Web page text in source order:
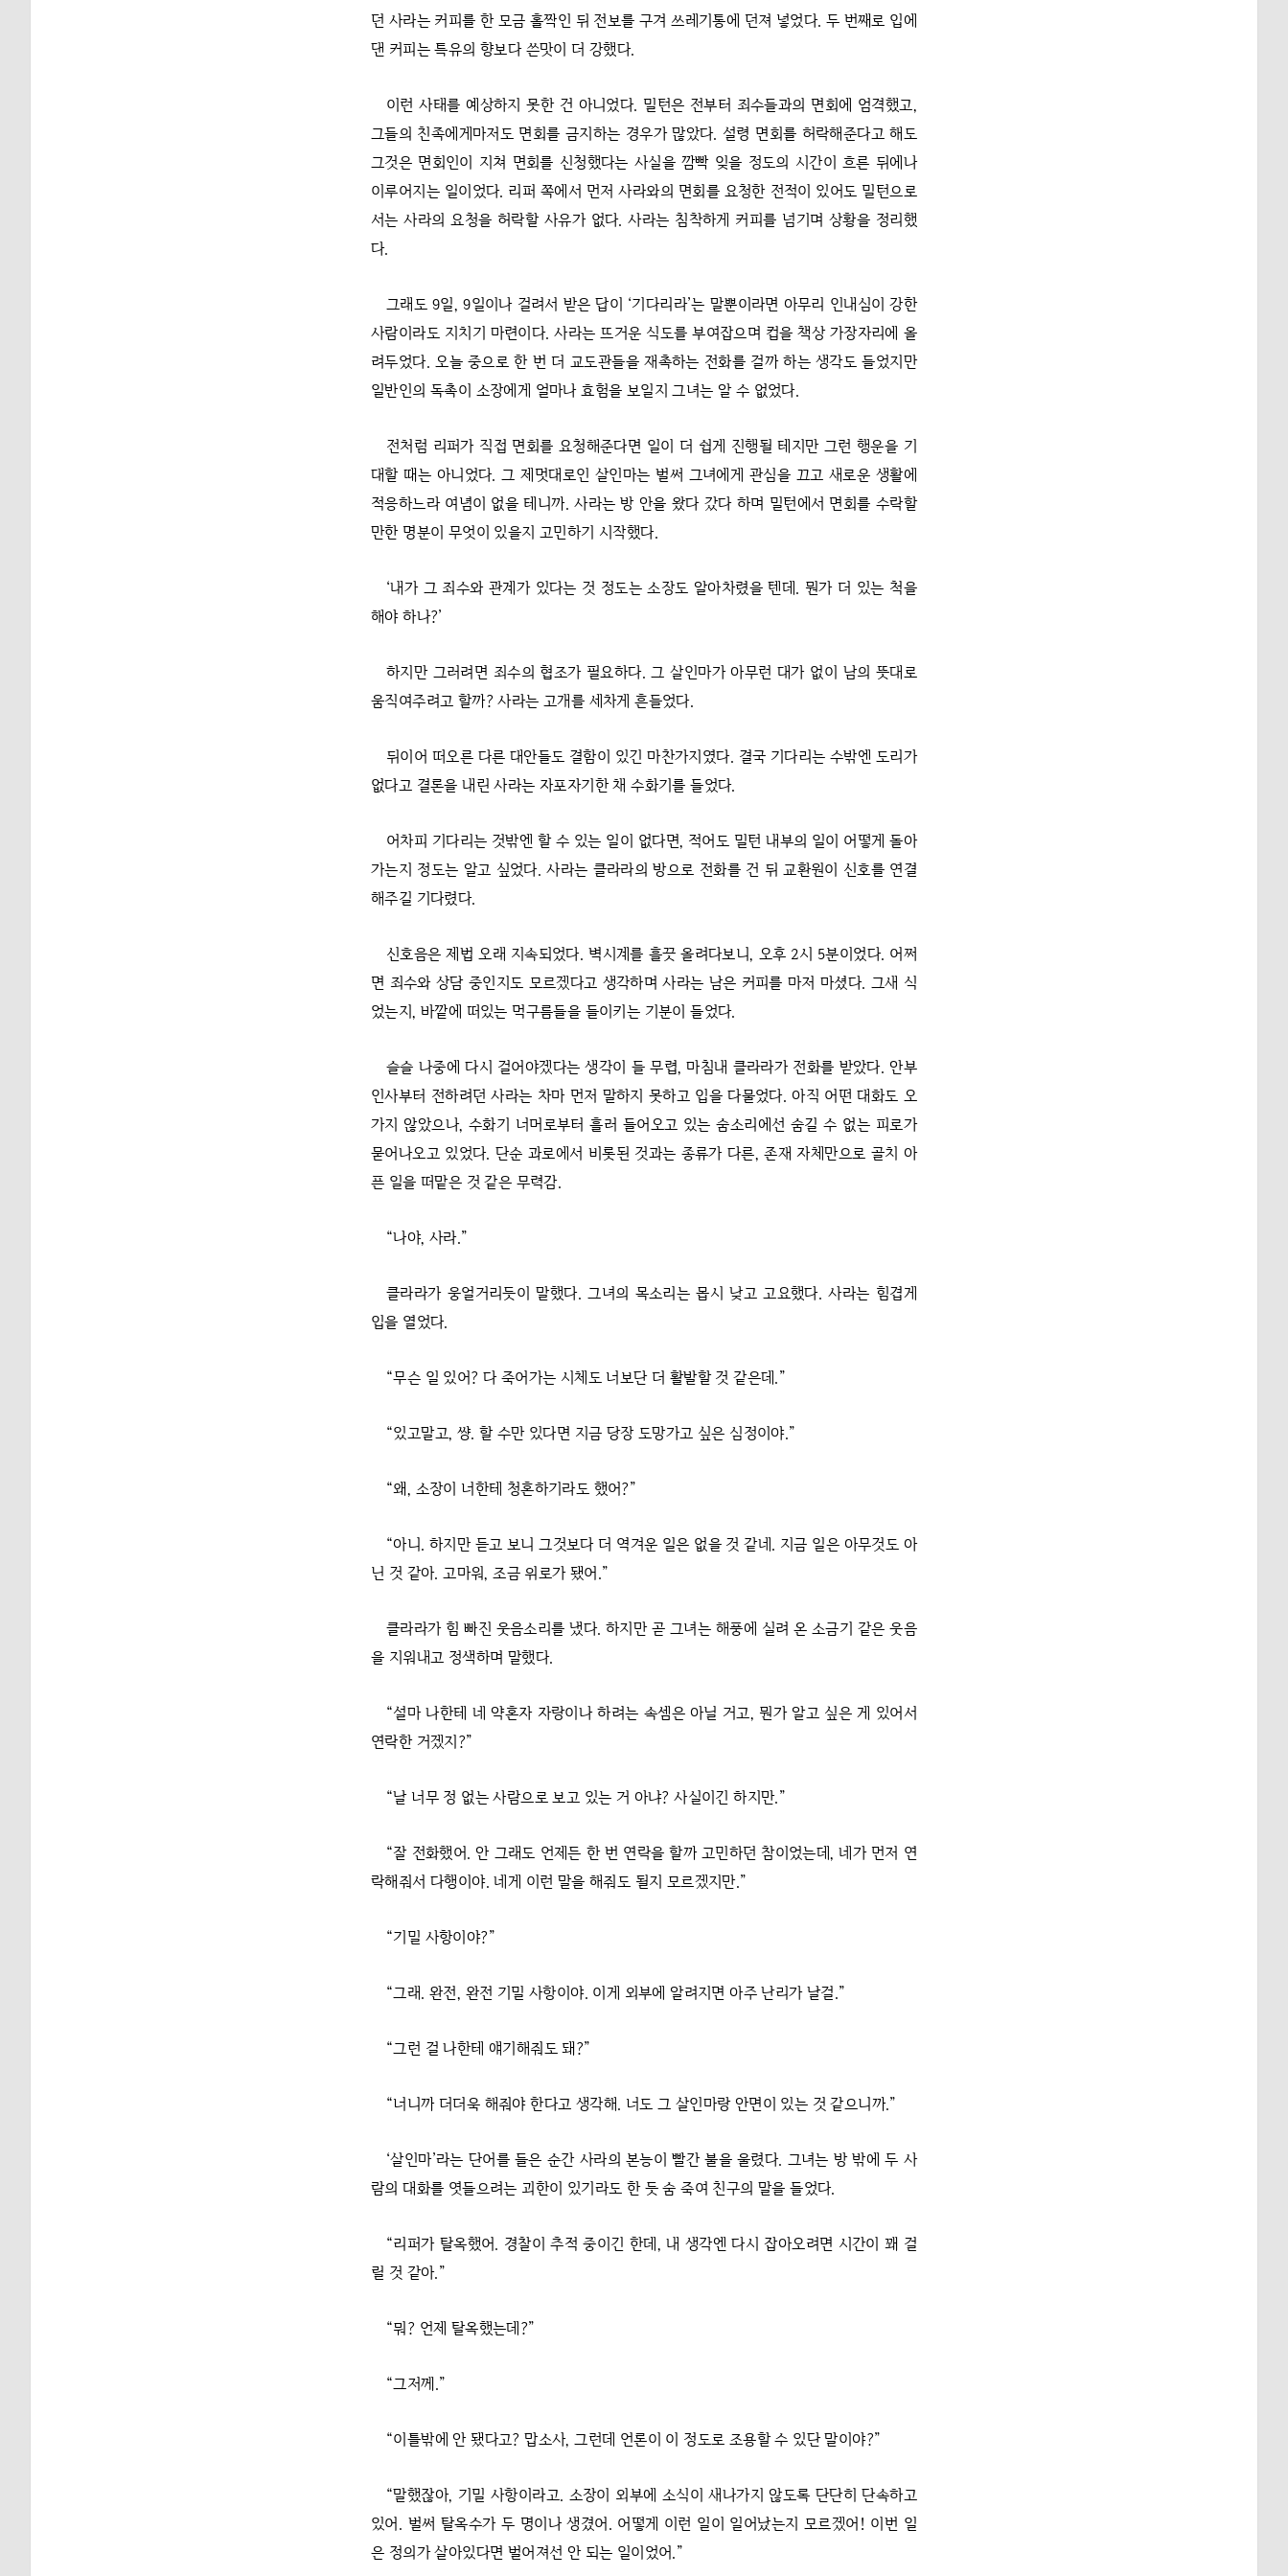
던 사라는 커피를 한 모금 홀짝인 뒤 전보를 구겨 쓰레기통에 던져 넣었다. 두 번째로 입에
댄 커피는 특유의 향보다 쓴맛이 더 강했다.
이런 사태를 예상하지 못한 건 아니었다. 밀턴은 전부터 죄수들과의 면회에 엄격했고,
그들의 친족에게마저도 면회를 금지하는 경우가 많았다. 설령 면회를 허락해준다고 해도
그것은 면회인이 지쳐 면회를 신청했다는 사실을 깜빡 잊을 정도의 시간이 흐른 뒤에나
이루어지는 일이었다. 리퍼 쪽에서 먼저 사라와의 면회를 요청한 전적이 있어도 밀턴으로
서는 사라의 요청을 허락할 사유가 없다. 사라는 침착하게 커피를 넘기며 상황을 정리했
다.
그래도 9일, 9일이나 걸려서 받은 답이 ‘기다리라’는 말뿐이라면 아무리 인내심이 강한
사람이라도 지치기 마련이다. 사라는 뜨거운 식도를 부여잡으며 컵을 책상 가장자리에 올
려두었다. 오늘 중으로 한 번 더 교도관들을 재촉하는 전화를 걸까 하는 생각도 들었지만
일반인의 독촉이 소장에게 얼마나 효험을 보일지 그녀는 알 수 없었다.
전처럼 리퍼가 직접 면회를 요청해준다면 일이 더 쉽게 진행될 테지만 그런 행운을 기
대할 때는 아니었다. 그 제멋대로인 살인마는 벌써 그녀에게 관심을 끄고 새로운 생활에
적응하느라 여념이 없을 테니까. 사라는 방 안을 왔다 갔다 하며 밀턴에서 면회를 수락할
만한 명분이 무엇이 있을지 고민하기 시작했다.
‘내가 그 죄수와 관계가 있다는 것 정도는 소장도 알아차렸을 텐데. 뭔가 더 있는 척을
해야 하나?’
하지만 그러려면 죄수의 협조가 필요하다. 그 살인마가 아무런 대가 없이 남의 뜻대로
움직여주려고 할까? 사라는 고개를 세차게 흔들었다.
뒤이어 떠오른 다른 대안들도 결함이 있긴 마찬가지였다. 결국 기다리는 수밖엔 도리가
없다고 결론을 내린 사라는 자포자기한 채 수화기를 들었다.
어차피 기다리는 것밖엔 할 수 있는 일이 없다면, 적어도 밀턴 내부의 일이 어떻게 돌아
가는지 정도는 알고 싶었다. 사라는 클라라의 방으로 전화를 건 뒤 교환원이 신호를 연결
해주길 기다렸다.
신호음은 제법 오래 지속되었다. 벽시계를 흘끗 올려다보니, 오후 2시 5분이었다. 어쩌
면 죄수와 상담 중인지도 모르겠다고 생각하며 사라는 남은 커피를 마저 마셨다. 그새 식
었는지, 바깥에 떠있는 먹구름들을 들이키는 기분이 들었다.
슬슬 나중에 다시 걸어야겠다는 생각이 들 무렵, 마침내 클라라가 전화를 받았다. 안부
인사부터 전하려던 사라는 차마 먼저 말하지 못하고 입을 다물었다. 아직 어떤 대화도 오
가지 않았으나, 수화기 너머로부터 흘러 들어오고 있는 숨소리에선 숨길 수 없는 피로가
묻어나오고 있었다. 단순 과로에서 비롯된 것과는 종류가 다른, 존재 자체만으로 골치 아
픈 일을 떠맡은 것 같은 무력감.
“나야, 사라.”
클라라가 웅얼거리듯이 말했다. 그녀의 목소리는 몹시 낮고 고요했다. 사라는 힘겹게
입을 열었다.
“무슨 일 있어? 다 죽어가는 시체도 너보단 더 활발할 것 같은데.”
“있고말고, 썅. 할 수만 있다면 지금 당장 도망가고 싶은 심정이야.”
“왜, 소장이 너한테 청혼하기라도 했어?”
“아니. 하지만 듣고 보니 그것보다 더 역겨운 일은 없을 것 같네. 지금 일은 아무것도 아
닌 것 같아. 고마워, 조금 위로가 됐어.”
클라라가 힘 빠진 웃음소리를 냈다. 하지만 곧 그녀는 해풍에 실려 온 소금기 같은 웃음
을 지워내고 정색하며 말했다.
“설마 나한테 네 약혼자 자랑이나 하려는 속셈은 아닐 거고, 뭔가 알고 싶은 게 있어서
연락한 거겠지?”
“날 너무 정 없는 사람으로 보고 있는 거 아냐? 사실이긴 하지만.”
“잘 전화했어. 안 그래도 언제든 한 번 연락을 할까 고민하던 참이었는데, 네가 먼저 연
락해줘서 다행이야. 네게 이런 말을 해줘도 될지 모르겠지만.”
“기밀 사항이야?”
“그래. 완전, 완전 기밀 사항이야. 이게 외부에 알려지면 아주 난리가 날걸.”
“그런 걸 나한테 얘기해줘도 돼?”
“너니까 더더욱 해줘야 한다고 생각해. 너도 그 살인마랑 안면이 있는 것 같으니까.”
‘살인마’라는 단어를 들은 순간 사라의 본능이 빨간 불을 울렸다. 그녀는 방 밖에 두 사
람의 대화를 엿들으려는 괴한이 있기라도 한 듯 숨 죽여 친구의 말을 들었다.
“리퍼가 탈옥했어. 경찰이 추적 중이긴 한데, 내 생각엔 다시 잡아오려면 시간이 꽤 걸
릴 것 같아.”
“뭐? 언제 탈옥했는데?”
“그저께.”
“이틀밖에 안 됐다고? 맙소사, 그런데 언론이 이 정도로 조용할 수 있단 말이야?”
“말했잖아, 기밀 사항이라고. 소장이 외부에 소식이 새나가지 않도록 단단히 단속하고
있어. 벌써 탈옥수가 두 명이나 생겼어. 어떻게 이런 일이 일어났는지 모르겠어! 이번 일
은 정의가 살아있다면 벌어져선 안 되는 일이었어.”